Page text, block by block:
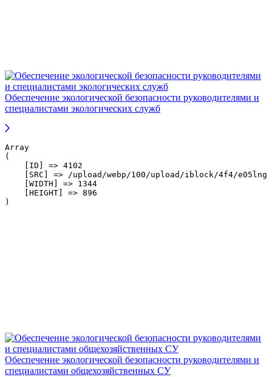
Обеспечение экологической безопасности руководителями и
специалистами экологических служб
Array
(
    [ID] => 4102
[SRC] => /upload/webp/100/upload/iblock/4f4/
    [WIDTH] => 1344
    [HEIGHT] => 896
Обеспечение экологической безопасности руководителями и
специалистами общехозяйственных СУ